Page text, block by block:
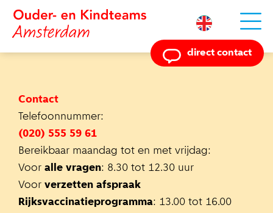
Powered by
direct contact
Contact
Telefoonnummer:
(020) 555 59 61
Bereikbaar maandag tot en met vrijdag:
Voor alle vragen: 8.30 tot 12.30 uur
Voor verzetten afspraak
Rijksvaccinatieprogramma: 13.00 tot 16.00